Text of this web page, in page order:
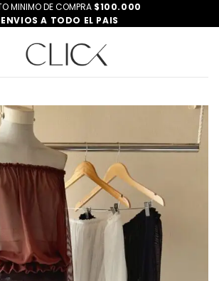
MINIMO DE COMPRA $100.000
ENVIOS A TODO EL PAIS